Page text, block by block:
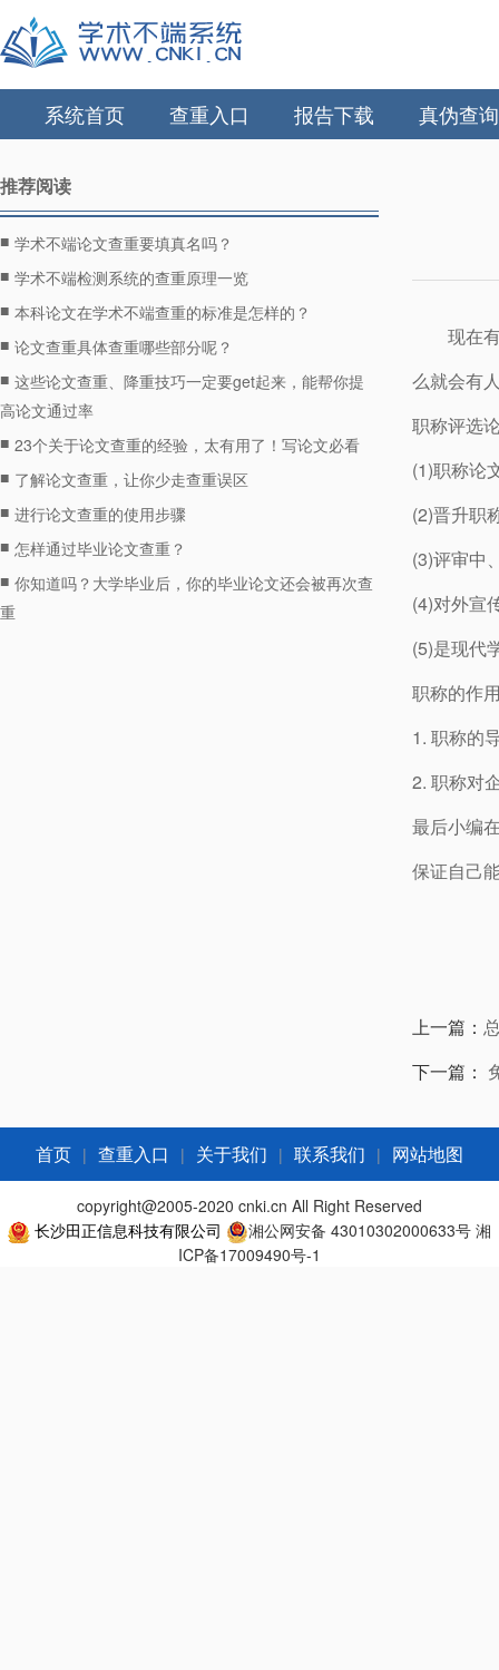
系统首页 查重入口 报告下载 真伪查询
推荐阅读
■ 学术不端论文查重要填真名吗？
■ 学术不端检测系统的查重原理一览
■ 本科论文在学术不端查重的标准是怎样的？
■ 论文查重具体查重哪些部分呢？
■ 这些论文查重、降重技巧一定要get起来，能帮你提
高论文通过率
■ 23个关于论文查重的经验，太有用了！写论文必看
■ 了解论文查重，让你少走查重误区
■ 进行论文查重的使用步骤
■ 怎样通过毕业论文查重？
■ 你知道吗？大学毕业后，你的毕业论文还会被再次查
重
现在
么就会有
职称评选
(1)职称论
(2)晋升职
(3)评审中
(4)对外宣
(5)是现代
职称的作
1. 职称的
2. 职称对
最后小编
保证自己
上一篇：
下一篇：
首页 | 查重入口 | 关于我们 | 联系我们 | 网站地图
copyright@2005-2020 cnki.cn All Right Reserved
长沙田正信息科技有限公司
湘公网安备 43010302000633号 湘
ICP备17009490号-1